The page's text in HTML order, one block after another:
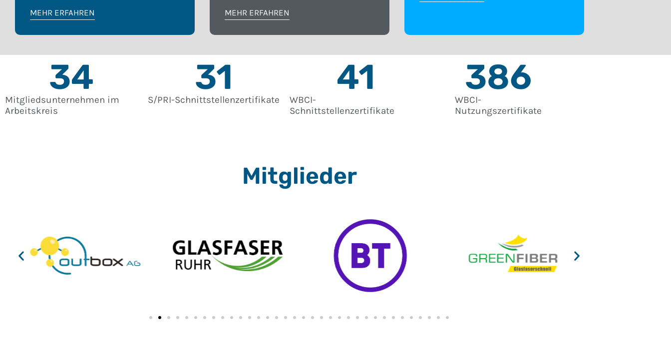
MEHR ERFAHREN MEHR ERFAHREN
Mitgliedsunternehmen im
Arbeitskreis
34
S/PRI-Schnittstellenzertifikate
31
WBCI-
Schnittstellenzertifikate
41
WBCI-
Nutzungszertifikate
386
Mitglieder